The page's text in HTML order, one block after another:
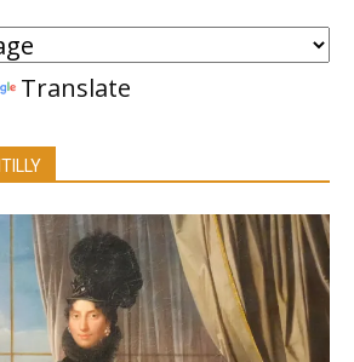
Translate